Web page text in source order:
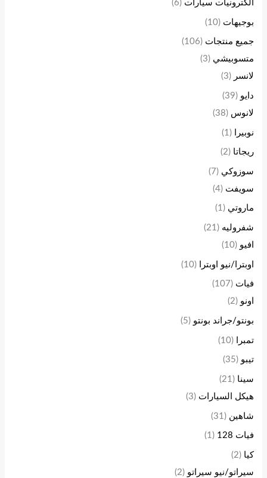
الكترونيات سيارات (6)
بوجيهات (10)
جميع منتجات (106)
متسوبيشي (3)
لانسر (3)
دايو (39)
لانوس (38)
نوبيرا (1)
ريجاتا (2)
سوزوكي (7)
سويفت (4)
ماروتي (1)
شفروليه (21)
افيو (10)
اوبترا/نيو اوبترا (10)
فيات (107)
اونو (2)
بونتو/جراند بونتو (5)
تمبرا (10)
تيبو (35)
سينا (21)
هيكل السيارات (3)
شاهين (31)
فيات 128 (1)
كيا (2)
سيراتو/نيو سيراتو (2)